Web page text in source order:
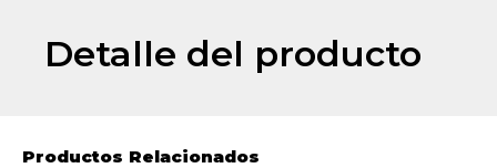
Detalle del producto
Productos Relacionados